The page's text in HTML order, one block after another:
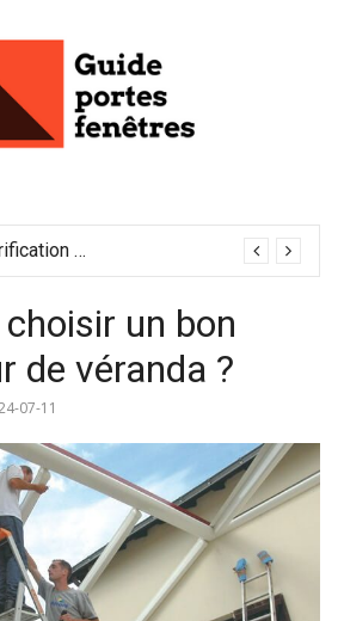
Rapport de vérification sécurité : à conserver précieusement
un bon
de véranda ?
07-11